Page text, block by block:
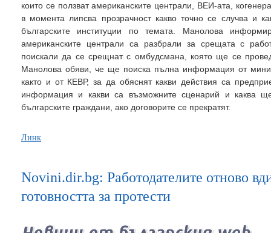
които се ползват американските централи, ВЕИ-ата,
в момента липсва прозрачност какво точно се случва и
българските институции по темата. Манолова
американските централи са разбрали за срещата с
поискали да се срещнат с омбудсмана, която ще се
Манолова обяви, че ще поиска пълна информация от
както и от КЕВР, за да обяснят какви действия са
информация и какви са възможните сценарий и каква
българските граждани, ако договорите се прекратят.
Линк
Novini.dir.bg: Работодателите отново
готовността за протести